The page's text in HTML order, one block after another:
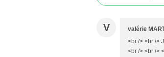
V valérie
<br /> <br />
<br /> <br />